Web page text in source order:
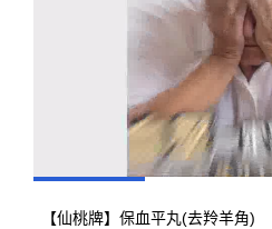
【仙桃牌】保血平丸(去羚羊角)